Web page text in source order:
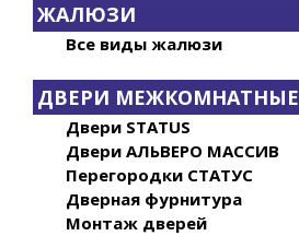
ЖАЛЮЗИ
Все виды жалюзи
ДВЕРИ МЕЖКОМНАТНЫЕ
Двери STATUS
Двери АЛЬВЕРО МАССИВ
Перегородки СТАТУС
Дверная фурнитура
Монтаж дверей